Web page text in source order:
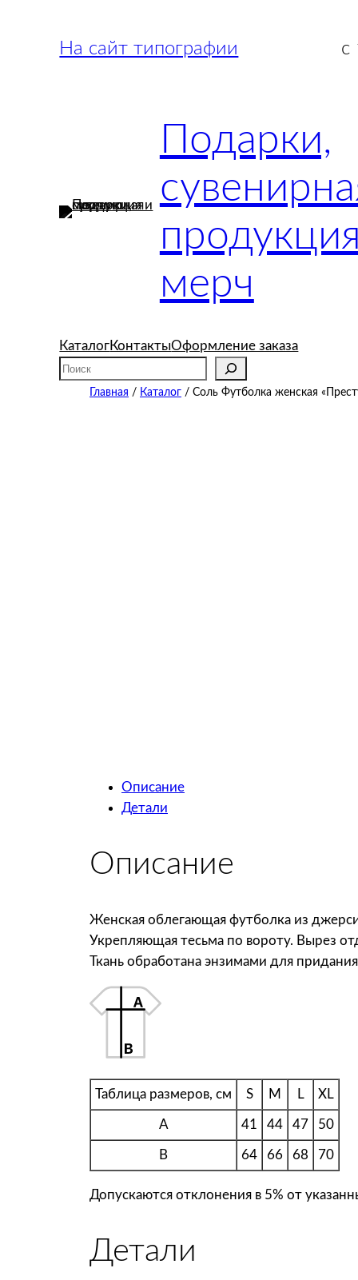
содержимомуНа сайт типографии с
Подарки,
мерч
КаталогКонтактыОформление заказа
Поиск
Главная / Каталог / Соль Футболка женская
Описание
Детали
Описание
Женская облегающая футболка из
Укрепляющая тесьма по вороту. Вырез
Ткань обработана энзимами для
Таблица размеров, см S M L XL
A 41 44 47 50
B 64 66 68 70
Допускаются отклонения в 5% от
Детали